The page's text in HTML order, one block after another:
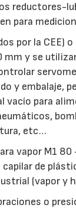
reductores-
para
por la CEE)
y se
y embalaje,
vacío para
etc…
vapor M1
de
(vapor y
o